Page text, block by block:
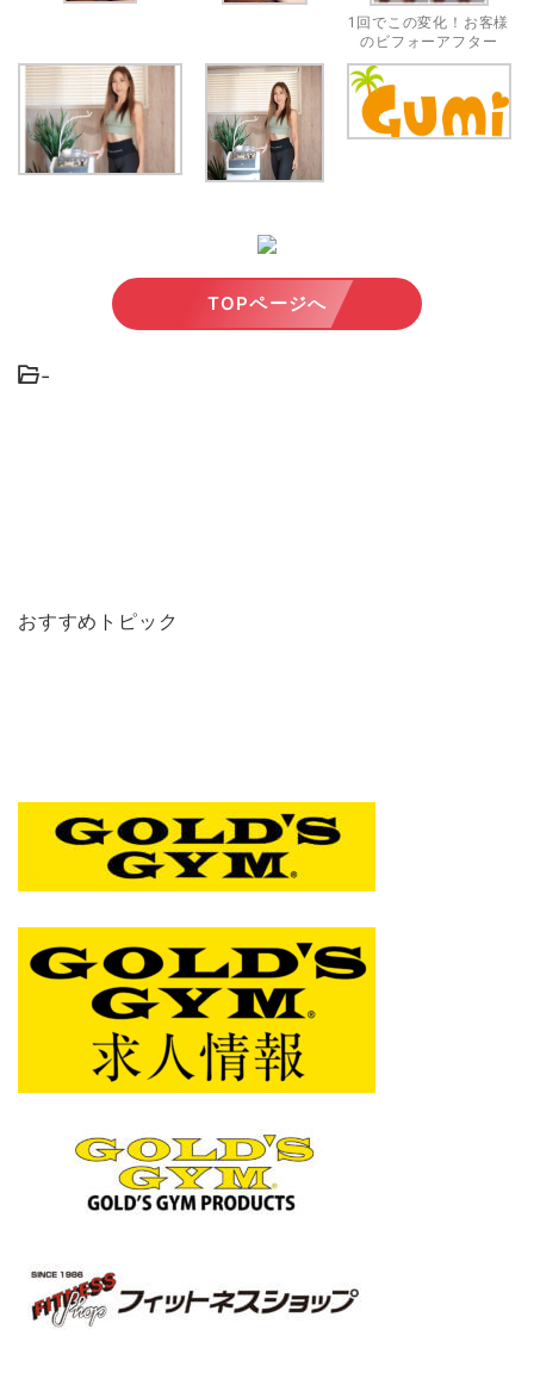
1回でこの変化！お客様
のビフォーアフター
TOPページへ
-
おすすめトピック